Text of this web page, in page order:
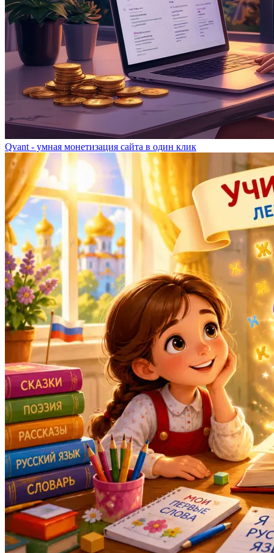
Qvant - умная монетизация сайта в один клик